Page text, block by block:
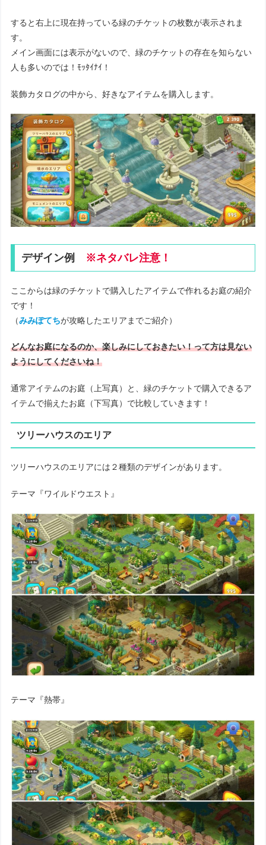
すると右上に現在持っている緑のチケットの枚数が表示されま
す。
メイン画面には表示がないので、緑のチケットの存在を知らない
人も多いのでは！ﾓｯﾀｲﾅｲ！
装飾カタログの中から、好きなアイテムを購入します。
デザイン例 ※ネタバレ注意！
ここからは緑のチケットで購入したアイテムで作れるお庭の紹介
です！
（みみぽてちが攻略したエリアまでご紹介）
どんなお庭になるのか、楽しみにしておきたい！って方は見ない
ようにしてくださいね！
通常アイテムのお庭（上写真）と、緑のチケットで購入できるア
イテムで揃えたお庭（下写真）で比較していきます！
ツリーハウスのエリア
ツリーハウスのエリアには２種類のデザインがあります。
テーマ『ワイルドウエスト』
テーマ『熱帯』